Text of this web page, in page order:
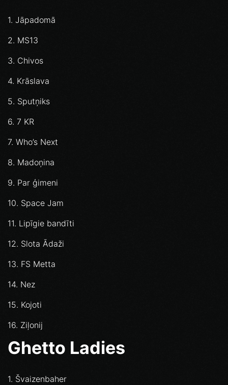
1. Jāpadomā
2. MS13
3. Chivos
4. Krāslava
5. Sputņiks
6. 7 KR
7. Who’s Next
8. Madoņina
9. Par ģimeni
10. Space Jam
11. Lipīgie bandīti
12. Slota Ādaži
13. FS Metta
14. Nez
15. Kojoti
16. Ziļonij
Ghetto Ladies
1. Švaizenbaher